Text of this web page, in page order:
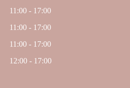
11:00 - 17:00
11:00 - 17:00
11:00 - 17:00
12:00 - 17:00